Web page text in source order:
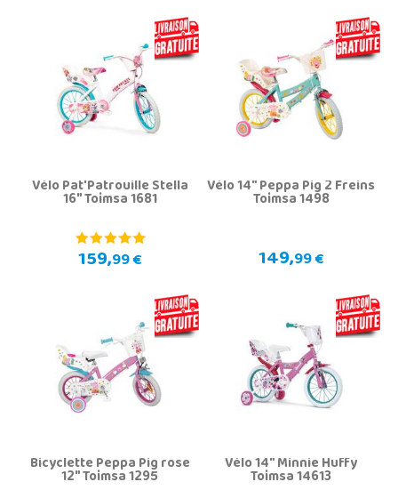
Vélo Pat'Patrouille Stella
16" Toimsa 1681
159,99 €
Vélo 14" Peppa Pig 2 Freins
Toimsa 1498
149,99 €
Bicyclette Peppa Pig rose
12" Toimsa 1295 Vélo 14" Minnie Huffy
Toimsa 14613